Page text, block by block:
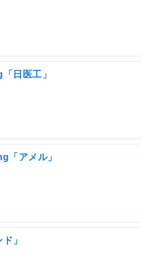
日医工」
「アメル」
」